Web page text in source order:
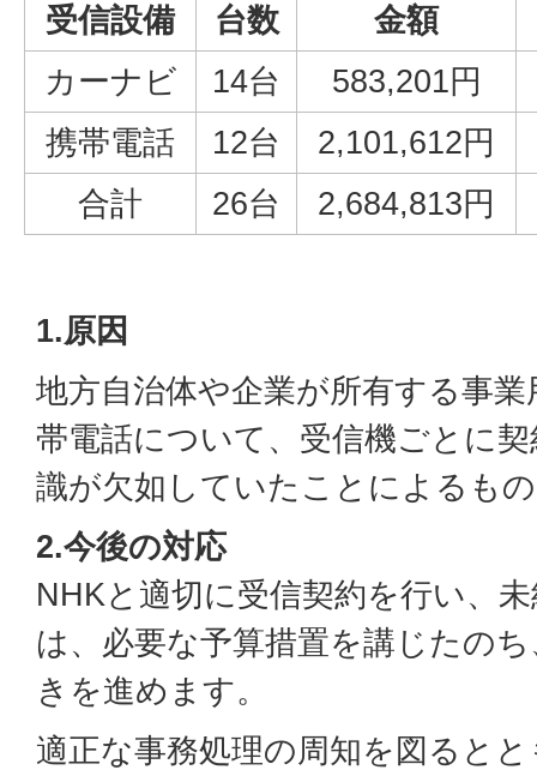
受信設備 台数
金額
カーナビ
14台
583,201円
携帯電話
12台
2,101,612円
合計
26台 2,684,813円
1.原因
地方自治体や企業が所有する事
帯電話について、受信機ごとに
識が欠如していたことによるも
2.今後の対応
NHKと適切に受信契約を行い、
は、必要な予算措置を講じたの
きを進めます。
適正な事務処理の周知を図ると